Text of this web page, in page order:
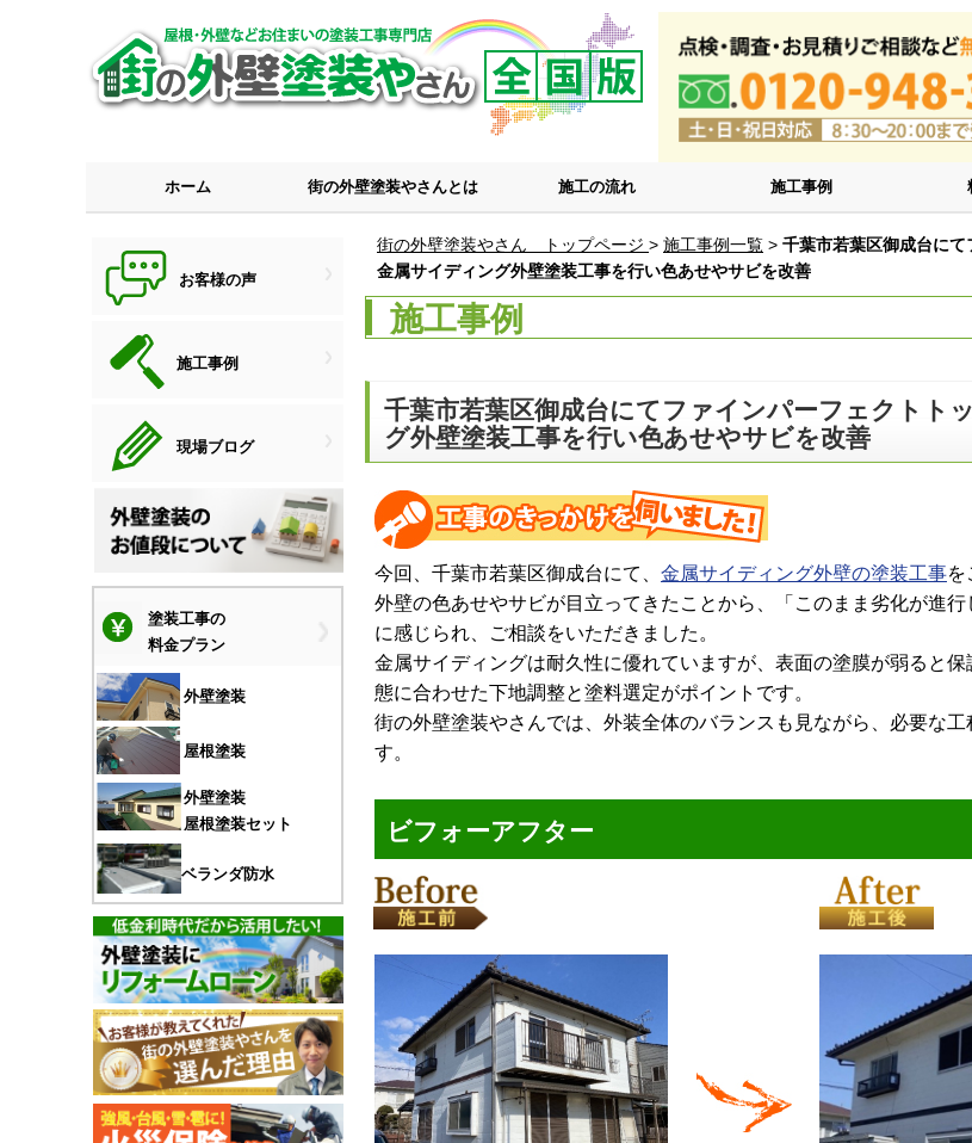
ホーム 街の外壁塗装やさんとは 施工の流れ 施工事例
お客様の声
施工事例
現場ブログ
塗装工事の
料金プラン
外壁塗装
屋根塗装
外壁塗装
屋根塗装セット
ベランダ防水
街の外壁塗装やさん トップページ > 施工事例一覧 > 千葉市若葉区御成台に
金属サイディング外壁塗装工事を行い色あせやサビを改善
施工事例
千葉市若葉区御成台にてファインパーフェクトト
グ外壁塗装工事を行い色あせやサビを改善
今回、千葉市若葉区御成台にて、 金属サイディング外壁の塗装工事を
外壁の色あせやサビが目立ってきたことから、「このまま劣化が進
に感じられ、ご相談をいただきました。
金属サイディングは耐久性に優れていますが、表面の塗膜が弱ると
態に合わせた下地調整と塗料選定がポイントです。
街の外壁塗装やさんでは、外装全体のバランスも見ながら、必要な工
す。
ビフォーアフター